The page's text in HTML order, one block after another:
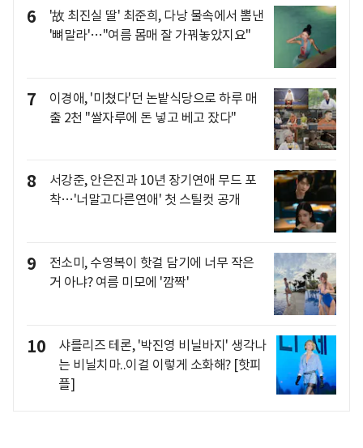
6
'故 최진실 딸' 최준희, 다낭 물속에서 뽐낸
'뼈말라'…"여름 몸매 잘 가꿔놓았지요"
7
이경애, '미쳤다'던 논밭식당으로 하루 매
출 2천 "쌀자루에 돈 넣고 베고 잤다"
8
서강준, 안은진과 10년 장기연애 무드 포
착…'너말고다른연애' 첫 스틸컷 공개
9
전소미, 수영복이 핫걸 담기에 너무 작은
거 아냐? 여름 미모에 '깜짝'
10
샤를리즈 테론, '박진영 비닐바지' 생각나
는 비닐치마..이걸 이렇게 소화해? [핫피
플]